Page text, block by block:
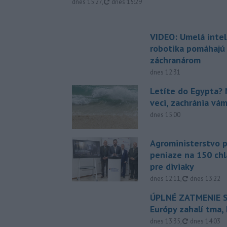
dnes 15:27, dnes 15:29
VIDEO: Umelá
robotika pomáhajú
záchranárom
dnes 12:31
Letíte do
veci, zachránia
dnes 15:00
Agroministerstvo
peniaze na 150
pre diviaky
dnes 12:11, aktualizované
dnes 13:22
ÚPLNÉ ZATMENIE
Európy zahalí
dnes 13:35, aktualizované
dnes 14:03